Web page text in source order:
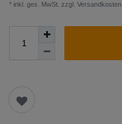
* inkl. ges. MwSt. zzgl. Versandkosten